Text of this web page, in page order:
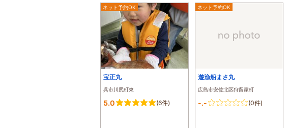
ネット予約OK
宝正丸
呉市川尻町東
5.0 (6件)
ネット予約OK
遊漁船まさ丸
広島市安佐北区狩留家町
-.- (0件)